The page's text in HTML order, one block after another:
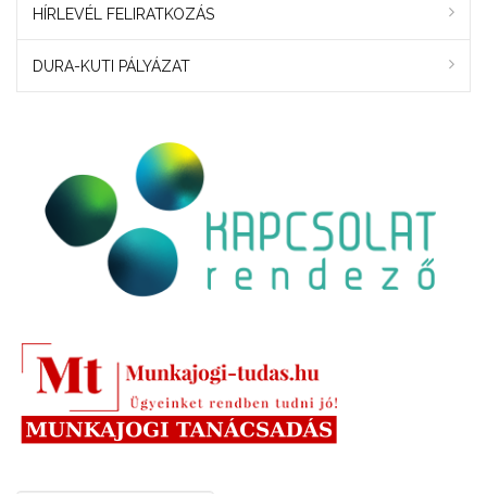
HÍRLEVÉL FELIRATKOZÁS
DURA-KUTI PÁLYÁZAT